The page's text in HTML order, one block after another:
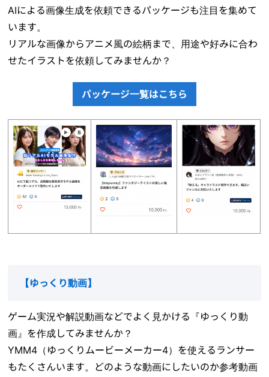
AIによる画像生成を依頼できるパッケージも注目を集めて
います。
リアルな画像からアニメ風の絵柄まで、用途や好みに合わ
せたイラストを依頼してみませんか？
パッケージ一覧はこちら
【ゆっくり動画】
ゲーム実況や解説動画などでよく見かける『ゆっくり動
画』を作成してみませんか？
YMM4（ゆっくりムービーメーカー4）を使えるランサー
もたくさんいます。どのような動画にしたいのか参考動画